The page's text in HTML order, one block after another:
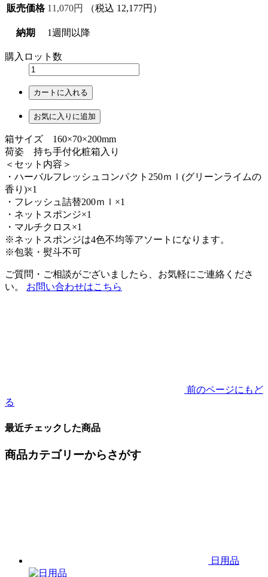
販売価格 11,070円 （税込 12,177円）
納期 1週間以降
購入ロット数
カートに入れる
お気に入りに追加
箱サイズ 160×70×200mm
荷姿 持ち手付化粧箱入り
＜セット内容＞
・ハーバルフレッシュコンパクト250ｍｌ(グリーンライムの
香り)×1
・フレッシュ詰替200ｍｌ×1
・ネットスポンジ×1
・マルチクロス×1
※ネットスポンジは4色不均等アソートになります。
※包装・熨斗不可
ご質問・ご相談がございましたら、お気軽にご連絡くださ
い。
お問い合わせはこちら
前のページにもど
る
最近チェックした商品
商品カテゴリーからさがす
日用品